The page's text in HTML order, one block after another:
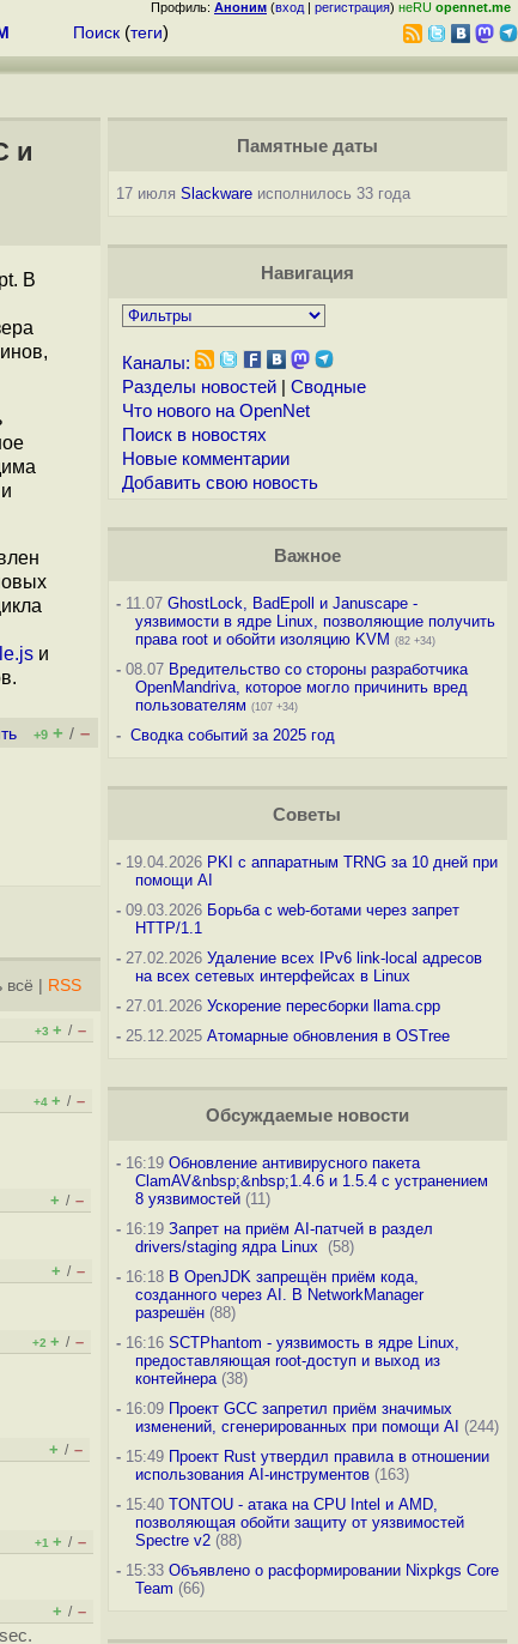
Профиль: Аноним (вход | регистрация) неRU opennet.me
Поиск (теги)
и
В
и
+9 + / –
всё RSS
+3 + / –
+4 + / –
+ / –
+ / –
+2 + / –
+ / –
+1 + / –
+ / –
Памятные даты
17 июля Slackwareисполнилось 33 года
Навигация
Каналы:
Разделы новостей| Сводные
Что нового на OpenNet
Поиск в новостях
Новые комментарии
Добавить свою новость
Важное
-11.07 GhostLock, BadEpoll и Januscape -
уязвимости в ядре Linux, позволяющие получить
права root и обойти изоляцию KVM (82 +34)
-08.07 Вредительство со стороны разработчика
OpenMandriva, которое могло причинить вред
пользователям (107 +34)
- Сводка событий за 2025 год
Советы
-19.04.2026 PKI с аппаратным TRNG за 10 дней при
помощи AI
-09.03.2026 Борьба с web-ботами через запрет
HTTP/1.1
-27.02.2026 Удаление всех IPv6 link-local адресов
на всех сетевых интерфейсах в Linux
-27.01.2026 Ускорение пересборки llama.cpp
-25.12.2025 Атомарные обновления в OSTree
Обсуждаемые новости
-16:19 Обновление антивирусного пакета
ClamAV&nbsp;&nbsp;1.4.6 и 1.5.4 с устранением
8 уязвимостей(11)
-16:19 Запрет на приём AI-патчей в раздел
drivers/staging ядра Linux
(58)
-16:18 В OpenJDK запрещён приём кода,
созданного через AI. В NetworkManager
разрешён(88)
-16:16 SCTPhantom - уязвимость в ядре Linux,
предоставляющая root-доступ и выход из
контейнера(38)
-16:09 Проект GCC запретил приём значимых
изменений, сгенерированных при помощи AI (244)
-15:49 Проект Rust утвердил правила в отношении
использования AI-инструментов(163)
-15:40 TONTOU - атака на CPU Intel и AMD,
позволяющая обойти защиту от уязвимостей
Spectre v2(88)
-15:33 Объявлено о расформировании Nixpkgs Core
Team (66)